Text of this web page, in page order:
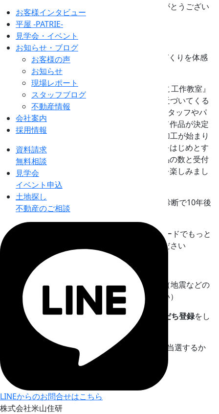
お客様インタビュー
平屋 -PATRIE-
見学会・イベント
お知らせ・ブログ
お客様の声
お知らせ
現場レポート
スタッフブログ
不動産情報
会社案内
採用情報
資料請求
無料相談
見学会
イベント申込
土地探し
不動産のご相談
LINEからのお問合せはこちら
株式会社米山住研
『７月号米山住研通信』もご覧いただきありがとうござい
ます！
1枚目は…
※～木と触れ合い、世界でたった一つのモノづくりを体感
する～
をテーマとした毎年夏の恒例！第24回『おやこ工作教室』
の大イベントがやってきます！！この時期が近づいてくる
と、「今年はどんな作品なんだろう⁉」ってスタッフやパ
ートナーさん達もソワソワしています→そして作品が決定
すると、大工さん達も作業場で汗して木材の加工が始まり
ます！→加工の作業と共に、この頃は小学校をはじめとす
る皆さまの受付が開始します→スタッフは作品の数と受付
とをまとめて→皆さまを迎え一緒に最高の夏を楽しみまし
ょう！
※『屋根外壁塗装キャンぺーン(住まいの健康診断で10年後
の安心を！』
※『リフォーム感謝報告』の施工事例もQRコードでもっと
詳しい情報を見ることができまどうぞご覧ください
２枚目は…
※『Chottoいいかも』ペットの防災を考える（地震などの
防災の備えも大切ですね。是非お読みください）
※７月のクイズ（熟語探し）の答えは
LINE友だち登録をし
て→トークから答えを返信！
当選者の中から毎月3名に嬉しいプレゼントが当選するか
※【６月号クイズの答え】はこちら
⇩ ⇩ ⇩